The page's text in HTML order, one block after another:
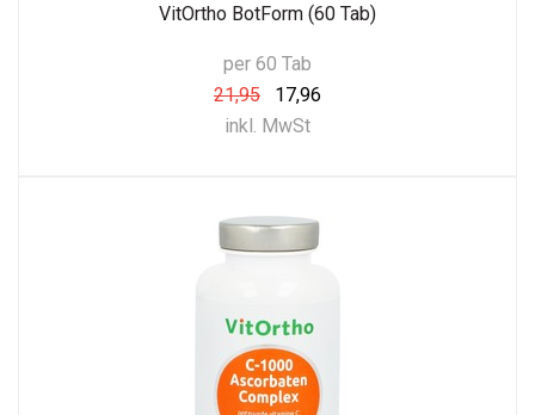
VitOrtho BotForm (60 Tab)
per 60 Tab
21,95
17,96
inkl. MwSt